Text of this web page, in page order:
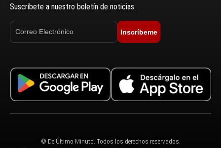
Suscríbete a nuestro boletín de noticias.
Inscríbeme
© De Último Minuto. Todos los derechos reservados.